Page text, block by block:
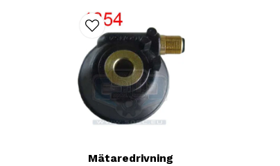
Mätaredrivning